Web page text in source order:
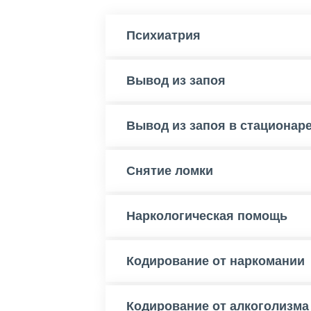
Психиатрия
Вывод из запоя
Вывод из запоя в
Снятие ломки
Наркологическая помощь
Кодирование от наркомании
Кодирование от алкоголизма